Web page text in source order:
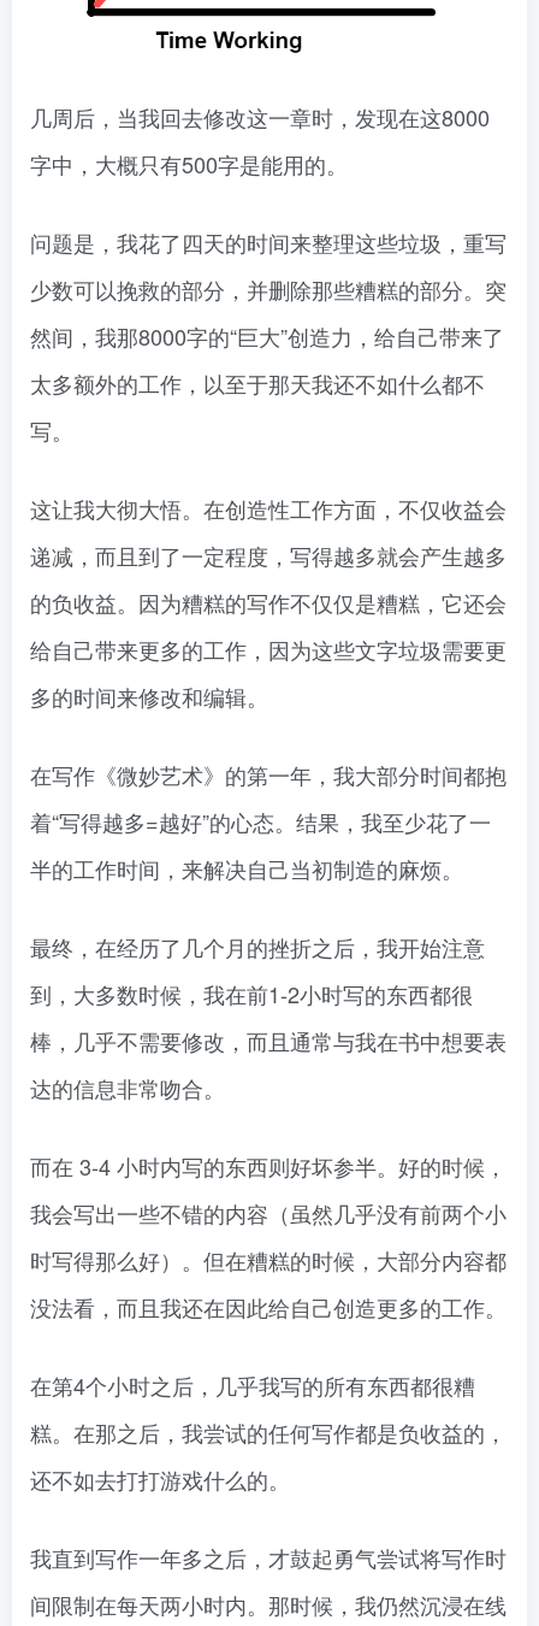
几周后，当我回去修改这一章时，发现在这8000
字中，大概只有500字是能用的。
问题是，我花了四天的时间来整理这些垃圾，重写
少数可以挽救的部分，并删除那些糟糕的部分。突
然间，我那8000字的“巨大”创造力，给自己带来了
太多额外的工作，以至于那天我还不如什么都不
写。
这让我大彻大悟。在创造性工作方面，不仅收益会
递减，而且到了一定程度，写得越多就会产生越多
的负收益。因为糟糕的写作不仅仅是糟糕，它还会
给自己带来更多的工作，因为这些文字垃圾需要更
多的时间来修改和编辑。
在写作《微妙艺术》的第一年，我大部分时间都抱
着“写得越多=越好”的心态。结果，我至少花了一
半的工作时间，来解决自己当初制造的麻烦。
最终，在经历了几个月的挫折之后，我开始注意
到，大多数时候，我在前1-2小时写的东西都很
棒，几乎不需要修改，而且通常与我在书中想要表
达的信息非常吻合。
而在 3-4 小时内写的东西则好坏参半。好的时候，
我会写出一些不错的内容（虽然几乎没有前两个小
时写得那么好）。但在糟糕的时候，大部分内容都
没法看，而且我还在因此给自己创造更多的工作。
在第4个小时之后，几乎我写的所有东西都很糟
糕。在那之后，我尝试的任何写作都是负收益的，
还不如去打打游戏什么的。
我直到写作一年多之后，才鼓起勇气尝试将写作时
间限制在每天两小时内。那时候，我仍然沉浸在线